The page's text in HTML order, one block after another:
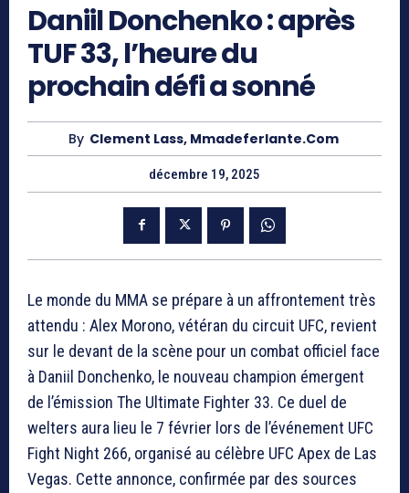
Daniil Donchenko : après
TUF 33, l’heure du
prochain défi a sonné
By Clement Lass, Mmadeferlante.com
décembre 19, 2025
Le monde du MMA se prépare à un affrontement très
attendu : Alex Morono, vétéran du circuit UFC, revient
sur le devant de la scène pour un combat officiel face
à Daniil Donchenko, le nouveau champion émergent
de l’émission The Ultimate Fighter 33. Ce duel de
welters aura lieu le 7 février lors de l’événement UFC
Fight Night 266, organisé au célèbre UFC Apex de Las
Vegas. Cette annonce, confirmée par des sources